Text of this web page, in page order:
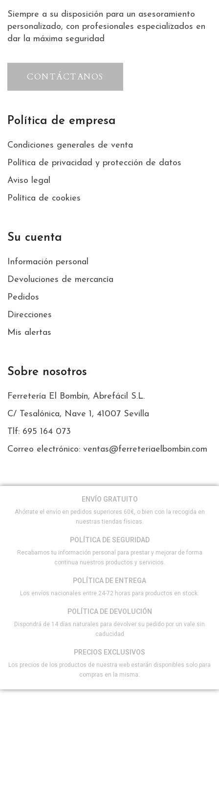
Siempre a su disposición para un asesoramiento
personalizado, con profesionales especializados en
dar la máxima seguridad
CONTÁCTANOS
Política de empresa
Condiciones generales de venta
Política de privacidad y protección de datos
Aviso legal
Política de cookies
Su cuenta
Información personal
Devoluciones de mercancía
Pedidos
Direcciones
Mis alertas
Sobre nosotros
Ferretería El Bombín, Abrefácil S.L.
C/ Tesalónica, Nave 1, 41007 Sevilla
Tlf: 695 164 073
Correo electrónico: ventas@ferreteriaelbombin.com
ENVÍO GRATUITO
Ahórrate el envío en pedidos superiores 60€, o bien con la recogida en
nuestras tiendas físicas.
POLÍTICA DE SEGURIDAD
Recabamos tu información personal para prestar y mejorar de forma
continua nuestros productos y servicios.
POLÍTICA DE ENTREGA
Los envíos nacionales entre 24-72 horas para productos en stock.
POLÍTICA DE DEVOLUCIÓN
Dispondrá de 14 días naturales para devolver su pedido por un vale sin
caducidad
PRECIOS EXCLUSIVOS
Los precios de los productos de nuestra web estarán disponibles solo para
compras en la misma.